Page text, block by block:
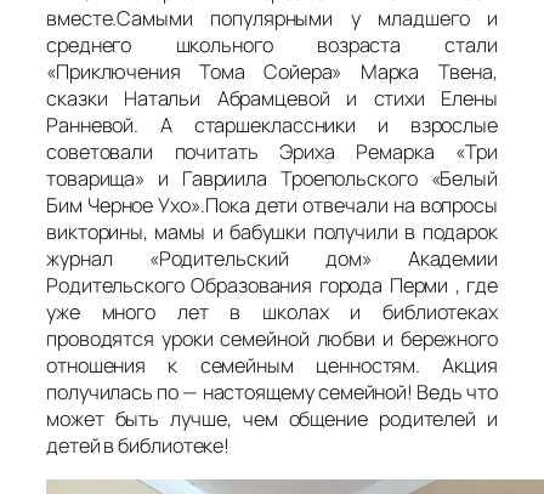
вместе.Самыми популярными у младшего и
среднего школьного возраста стали
«Приключения Тома Сойера» Марка Твена,
сказки Натальи Абрамцевой и стихи Елены
Ранневой. А старшеклассники и взрослые
советовали почитать Эриха Ремарка «Три
товарища» и Гавриила Троепольского «Белый
Бим Черное Ухо».Пока дети отвечали на вопросы
викторины, мамы и бабушки получили в подарок
журнал «Родительский дом» Академии
Родительского Образования города Перми , где
уже много лет в школах и библиотеках
проводятся уроки семейной любви и бережного
отношения к семейным ценностям. Акция
получилась по — настоящему семейной! Ведь что
может быть лучше, чем общение родителей и
детей в библиотеке!